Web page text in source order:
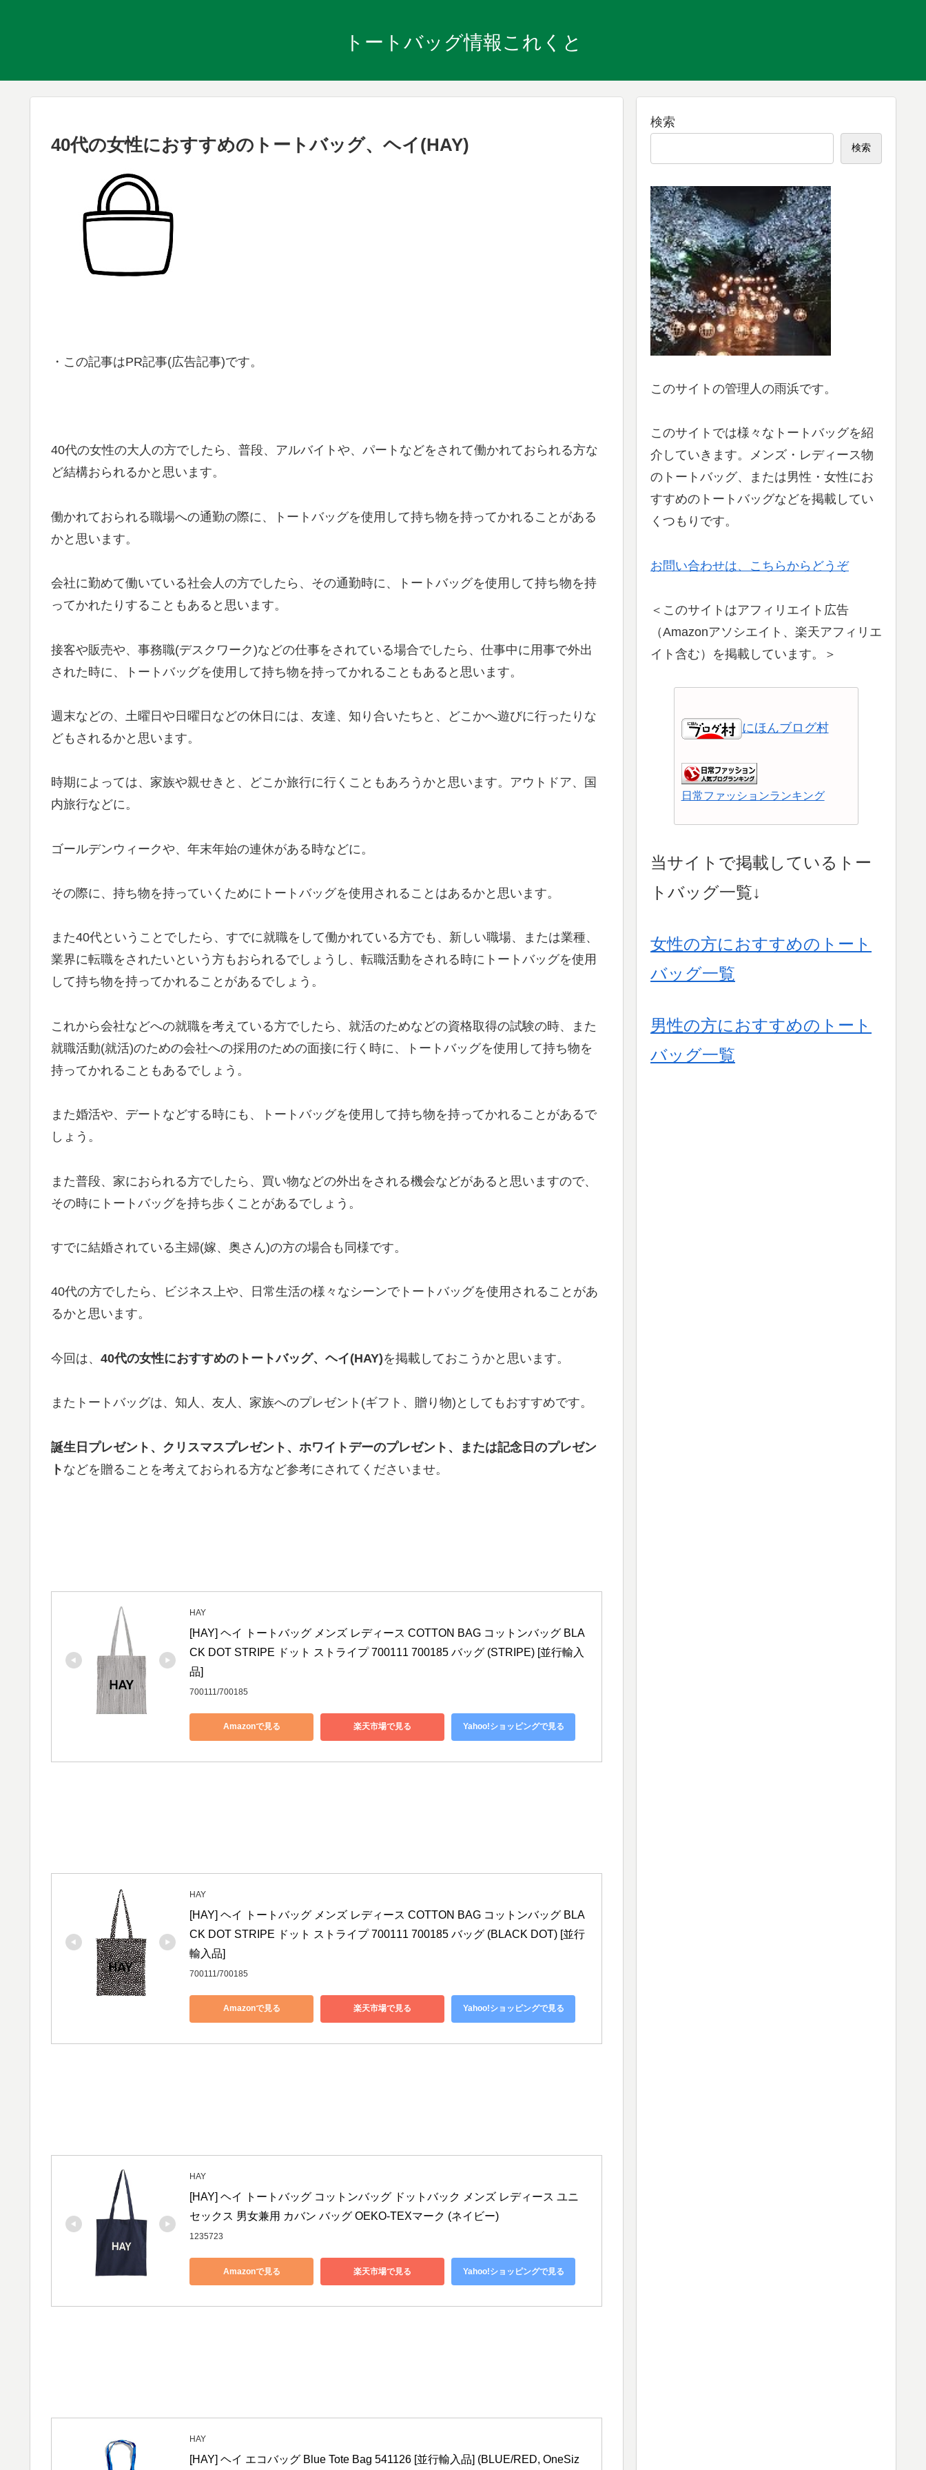
トートバッグ情報これくと
40代の女性におすすめのトートバッグ、ヘイ(HAY)
・この記事はPR記事(広告記事)です。
40代の女性の大人の方でしたら、普段、アルバイトや、パートなどをされて働かれておられる方な
ど結構おられるかと思います。
働かれておられる職場への通勤の際に、トートバッグを使用して持ち物を持ってかれることがある
かと思います。
会社に勤めて働いている社会人の方でしたら、その通勤時に、トートバッグを使用して持ち物を持
ってかれたりすることもあると思います。
接客や販売や、事務職(デスクワーク)などの仕事をされている場合でしたら、仕事中に用事で外出
された時に、トートバッグを使用して持ち物を持ってかれることもあると思います。
週末などの、土曜日や日曜日などの休日には、友達、知り合いたちと、どこかへ遊びに行ったりな
どもされるかと思います。
時期によっては、家族や親せきと、どこか旅行に行くこともあろうかと思います。アウトドア、国
内旅行などに。
ゴールデンウィークや、年末年始の連休がある時などに。
その際に、持ち物を持っていくためにトートバッグを使用されることはあるかと思います。
また40代ということでしたら、すでに就職をして働かれている方でも、新しい職場、または業種、
業界に転職をされたいという方もおられるでしょうし、転職活動をされる時にトートバッグを使用
して持ち物を持ってかれることがあるでしょう。
これから会社などへの就職を考えている方でしたら、就活のためなどの資格取得の試験の時、また
就職活動(就活)のための会社への採用のための面接に行く時に、トートバッグを使用して持ち物を
持ってかれることもあるでしょう。
また婚活や、デートなどする時にも、トートバッグを使用して持ち物を持ってかれることがあるで
しょう。
また普段、家におられる方でしたら、買い物などの外出をされる機会などがあると思いますので、
その時にトートバッグを持ち歩くことがあるでしょう。
すでに結婚されている主婦(嫁、奥さん)の方の場合も同様です。
40代の方でしたら、ビジネス上や、日常生活の様々なシーンでトートバッグを使用されることがあ
るかと思います。
今回は、 40代の女性におすすめのトートバッグ、ヘイ(HAY)を掲載しておこうかと思います。
またトートバッグは、知人、友人、家族へのプレゼント(ギフト、贈り物)としてもおすすめです。
誕生日プレゼント、クリスマスプレゼント、ホワイトデーのプレゼント、または記念日のプレゼン
ト などを贈ることを考えておられる方など参考にされてくださいませ。
HAY
[HAY] ヘイ トートバッグ メンズ レディース COTTON BAG コットンバッグ BLA
CK DOT STRIPE ドット ストライプ 700111 700185 バッグ (STRIPE) [並行輸入
品]
700111/700185
Amazonで見る 楽天市場で見る Yahoo!ショッピングで見る
HAY
[HAY] ヘイ トートバッグ メンズ レディース COTTON BAG コットンバッグ BLA
CK DOT STRIPE ドット ストライプ 700111 700185 バッグ (BLACK DOT) [並行
輸入品]
700111/700185
Amazonで見る 楽天市場で見る Yahoo!ショッピングで見る
HAY
[HAY] ヘイ トートバッグ コットンバッグ ドットバック メンズ レディース ユニ
セックス 男女兼用 カバン バッグ OEKO-TEXマーク (ネイビー)
1235723
Amazonで見る 楽天市場で見る Yahoo!ショッピングで見る
HAY
[HAY] ヘイ エコバッグ Blue Tote Bag 541126 [並行輸入品] (BLUE/RED, OneSiz
検索
検索
このサイトの管理人の雨浜です。
このサイトでは様々なトートバッグを紹
介していきます。メンズ・レディース物
のトートバッグ、または男性・女性にお
すすめのトートバッグなどを掲載してい
くつもりです。
お問い合わせは、こちらからどうぞ
＜このサイトはアフィリエイト広告
（Amazonアソシエイト、楽天アフィリエ
イト含む）を掲載しています。＞
にほんブログ村
日常ファッションランキング
当サイトで掲載しているトー
トバッグ一覧↓
女性の方におすすめのトート
バッグ一覧
男性の方におすすめのトート
バッグ一覧